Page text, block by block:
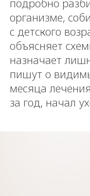
подробно
организме,
с детского
объясняет
назначает
пишут о
месяца
за год, начал